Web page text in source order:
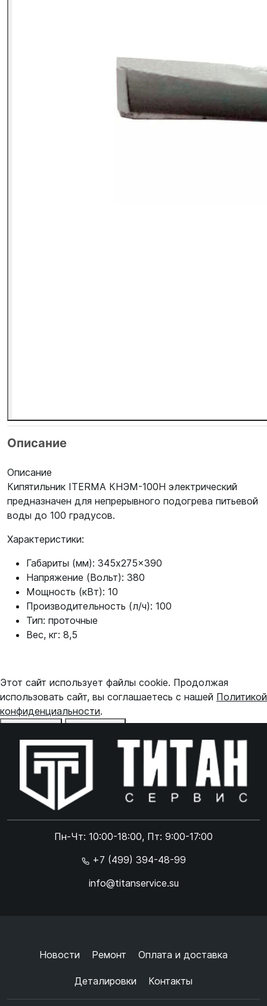
Описание
Описание
Кипятильник ITERMA КНЭМ-100Н электрический
предназначен для непрерывного подогрева питьевой
воды до 100 градусов.
Характеристики:
Габариты (мм): 345x275x390
Напряжение (Вольт): 380
Мощность (кВт): 10
Производительность (л/ч): 100
Тип: проточные
Вес, кг: 8,5
Пн-Чт: 10:00-18:00, Пт: 9:00-17:00
+7 (499) 394-48-99
info@titanservice.su
Новости Ремонт Оплата и доставка
Деталировки Контакты
Этот сайт использует файлы cookie. Продолжая
использовать сайт, вы соглашаетесь с нашей Политикой
конфиденциальности.
Online чат
Online чат